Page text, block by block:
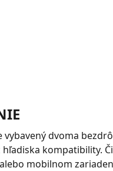
vybavený dvoma
kompatibility.
mobilnom